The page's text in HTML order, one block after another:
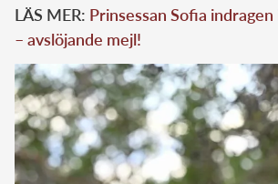
LÄS MER: Prinsessan Sofia
– avslöjande mejl!